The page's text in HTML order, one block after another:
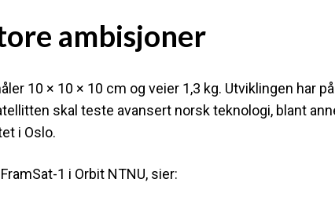
ambisjoner
10 × 10 × 10 cm og veier 1,3 kg. Utviklingen har
skal teste avansert norsk teknologi, blant
i Oslo.
1 i Orbit NTNU, sier: